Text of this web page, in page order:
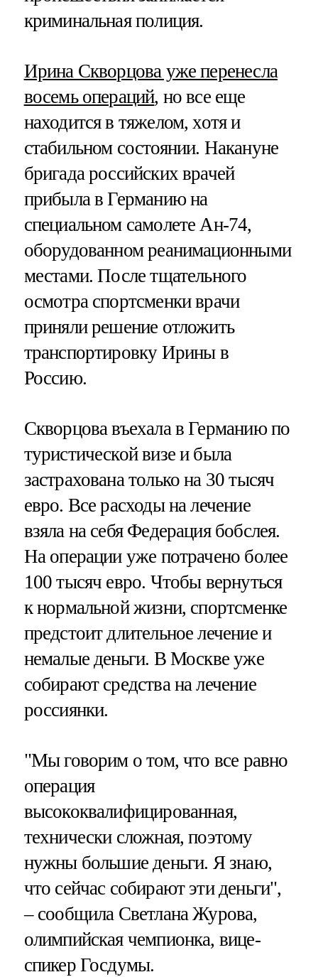
криминальная полиция.
Ирина Скворцова уже перенесла
восемь операций, но все еще
находится в тяжелом, хотя и
стабильном состоянии. Накануне
бригада российских врачей
прибыла в Германию на
специальном самолете Ан-74,
оборудованном реанимационными
местами. После тщательного
осмотра спортсменки врачи
приняли решение отложить
транспортировку Ирины в
Россию.
Скворцова въехала в Германию по
туристической визе и была
застрахована только на 30 тысяч
евро. Все расходы на лечение
взяла на себя Федерация бобслея.
На операции уже потрачено более
100 тысяч евро. Чтобы вернуться
к нормальной жизни, спортсменке
предстоит длительное лечение и
немалые деньги. В Москве уже
собирают средства на лечение
россиянки.
"Мы говорим о том, что все равно
операция
высококвалифицированная,
технически сложная, поэтому
нужны большие деньги. Я знаю,
что сейчас собирают эти деньги",
– сообщила Светлана Журова,
олимпийская чемпионка, вице-
спикер Госдумы.